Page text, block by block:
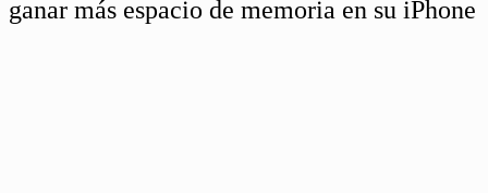
ganar más espacio de memoria en su iPhone